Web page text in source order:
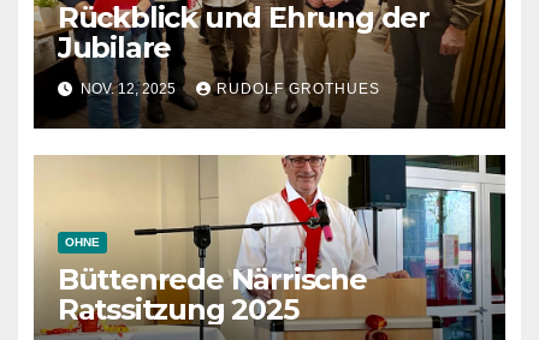
Rückblick und Ehrung der
Jubilare
NOV. 12, 2025 RUDOLF GROTHUES
OHNE
Büttenrede Närrische
Ratssitzung 2025